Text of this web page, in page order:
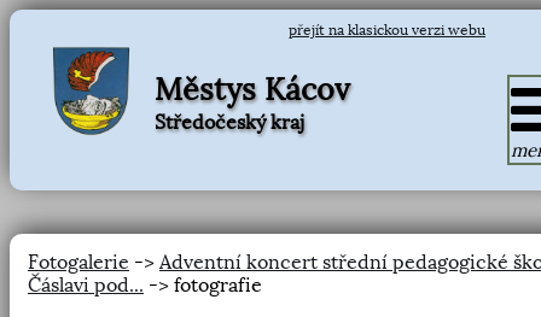
přejít na klasickou verzi webu
Městys Kácov
Středočeský kraj
Fotogalerie -> Adventní koncert střední pedagogické
Čáslavi pod... -> fotografie